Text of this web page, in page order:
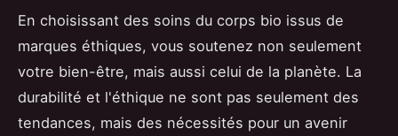
En choisissant des soins du corps bio issus de
marques éthiques, vous soutenez non seulement
votre bien-être, mais aussi celui de la planète. La
durabilité et l'éthique ne sont pas seulement des
tendances, mais des nécessités pour un avenir